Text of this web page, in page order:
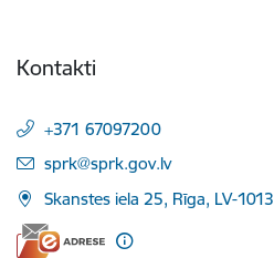
Kontakti
+371 67097200
E-pasts:
sprk@sprk.gov.lv
Skanstes iela 25, Rīga, LV-1013